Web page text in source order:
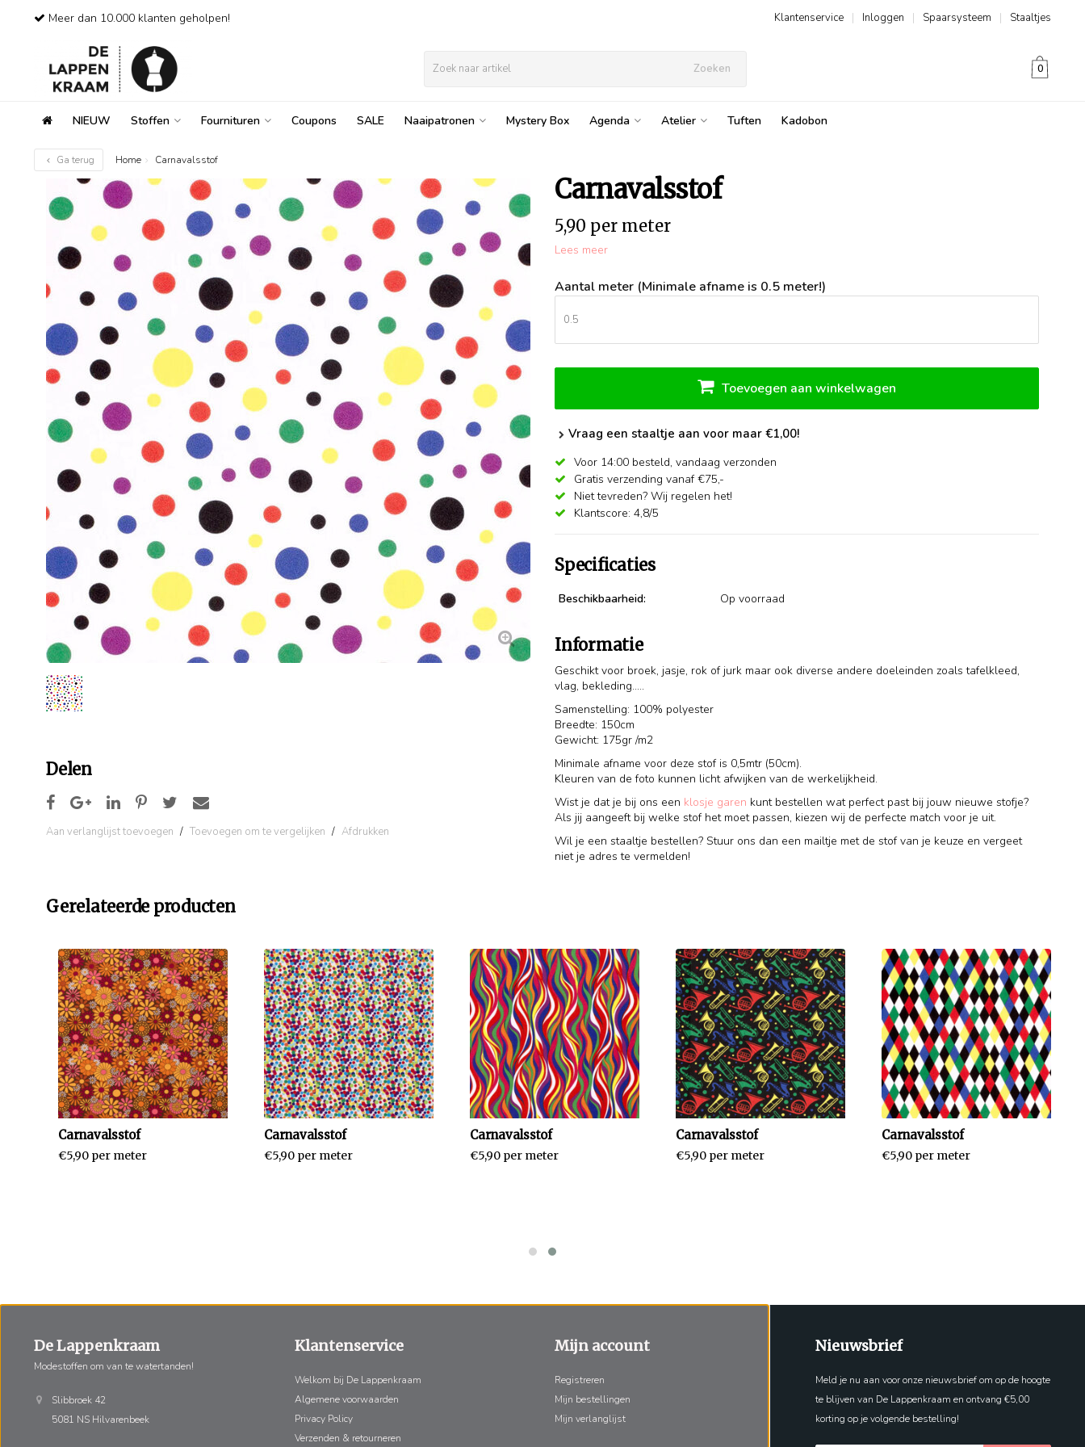
Meer dan 10.000 klanten geholpen! Staaltjes
|
Spaarsysteem
|
Inloggen
|
Klantenservice
Zoeken 0
NIEUW Stoffen Fournituren Coupons SALE Naaipatronen Mystery Box Agenda Atelier Tuften Kadobon
Ga terug Home Carnavalsstof
Delen
Aan verlanglijst toevoegen / Toevoegen om te vergelijken / Afdrukken
Carnavalsstof
5,90 per meter
Lees meer
Aantal meter (Minimale afname is 0.5 meter!)
Toevoegen aan winkelwagen
Vraag een staaltje aan voor maar €1,00!
Voor 14:00 besteld, vandaag verzonden
Gratis verzending vanaf €75,-
Niet tevreden? Wij regelen het!
Klantscore: 4,8/5
Specificaties
Beschikbaarheid: Op voorraad
Informatie
Geschikt voor broek, jasje, rok of jurk maar ook diverse andere doeleinden zoals tafelkleed,
vlag, bekleding.....
Samenstelling: 100% polyester
Breedte: 150cm
Gewicht: 175gr /m2
Minimale afname voor deze stof is 0,5mtr (50cm).
Kleuren van de foto kunnen licht afwijken van de werkelijkheid.
Wist je dat je bij ons een klosje garen kunt bestellen wat perfect past bij jouw nieuwe stofje?
Als jij aangeeft bij welke stof het moet passen, kiezen wij de perfecte match voor je uit.
Wil je een staaltje bestellen? Stuur ons dan een mailtje met de stof van je keuze en vergeet
niet je adres te vermelden!
Gerelateerde producten
Carnavalsstof
€5,90 per meter
Carnavalsstof
€5,90 per meter
Carnavalsstof
€5,90 per meter
Carnavalsstof
€5,90 per meter
Carnavalsstof
€5,90 per meter
De Lappenkraam
Modestoffen om van te watertanden!
Slibbroek 42
5081 NS Hilvarenbeek
Klantenservice
Welkom bij De Lappenkraam
Algemene voorwaarden
Privacy Policy
Verzenden & retourneren
Mijn account
Registreren
Mijn bestellingen
Mijn verlanglijst
Nieuwsbrief
Meld je nu aan voor onze nieuwsbrief om op de hoogte
te blijven van De Lappenkraam en ontvang €5,00
korting op je volgende bestelling!